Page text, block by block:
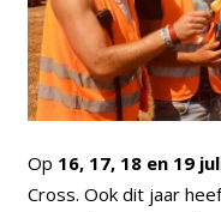
Op 16, 17, 18 en 19
Cross. Ook dit jaar